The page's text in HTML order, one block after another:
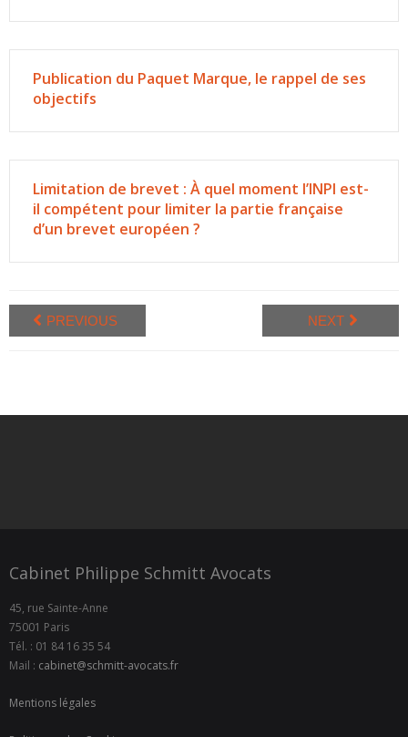
Publication du Paquet Marque, le rappel de ses
objectifs
Limitation de brevet : À quel moment l’INPI est-
il compétent pour limiter la partie française
d’un brevet européen ?
PREVIOUS NEXT
Cabinet Philippe Schmitt Avocats
45, rue Sainte-Anne
75001 Paris
Tél. : 01 84 16 35 54
Mail : cabinet@schmitt-avocats.fr
Mentions légales